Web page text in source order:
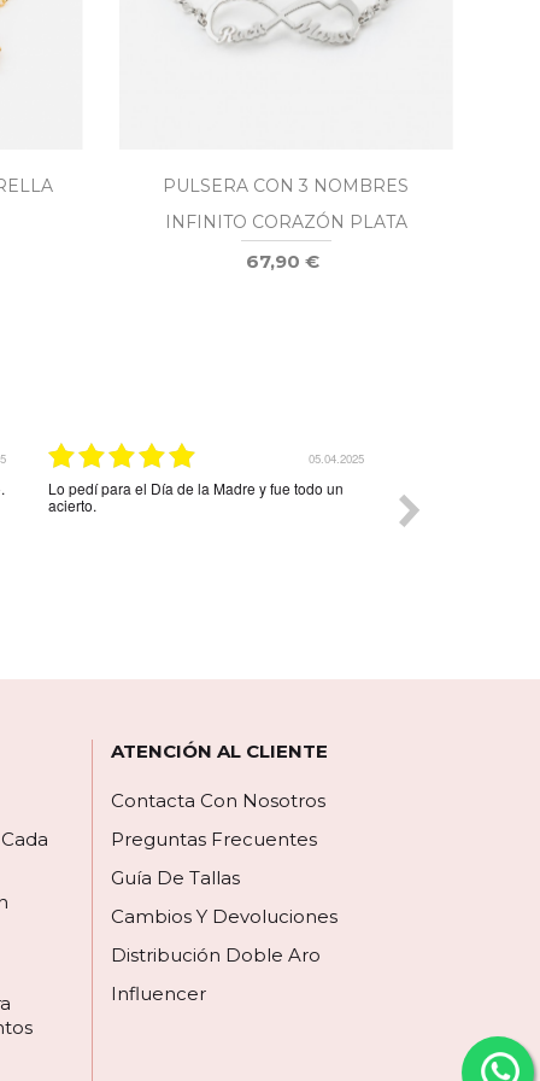
PULSERA CON 3 NOMBRES
INFINITO CORAZÓN PLATA
67,90 €
08.04.2026
de la vida con
Muy bonito
ATENCIÓN AL CLIENTE
Contacta Con Nosotros
Preguntas Frecuentes
Guía De Tallas
Cambios Y Devoluciones
Distribución Doble Aro
Influencer